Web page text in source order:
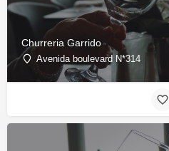
Churreria Garrido
Avenida boulevard N*314